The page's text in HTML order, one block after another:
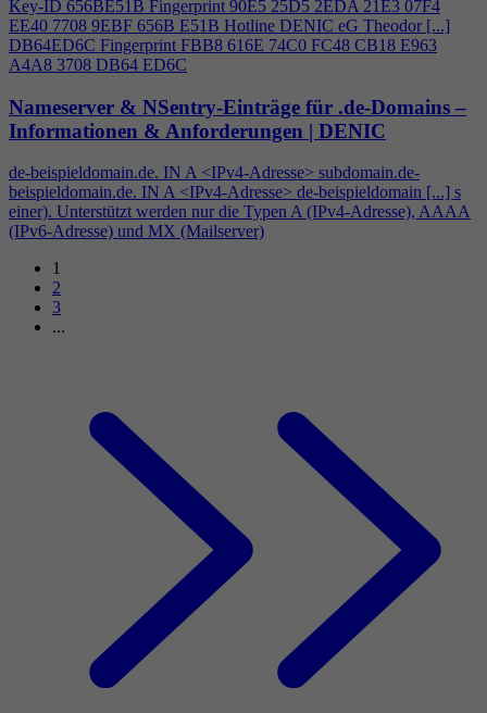
Key-ID 656BE51B Fingerprint 90E5 25D5 2EDA 21E3 07F4
EE40 7708 9EBF 656B E51B Hotline DENIC eG Theodor [...]
DB64ED6C Fingerprint FBB8 616E 74C0 FC48 CB18 E963
A4A8 3708 DB64 ED6C
Nameserver & NSentry-Einträge für .de-Domains –
Informationen & Anforderungen | DENIC
de-beispieldomain.de. IN A <IPv4-Adresse> subdomain.de-
beispieldomain.de. IN A <IPv4-Adresse> de-beispieldomain [...] s
einer). Unterstützt werden nur die Typen A (IPv4-Adresse), AAAA
(IPv6-Adresse) und MX (Mailserver)
1
2
3
...